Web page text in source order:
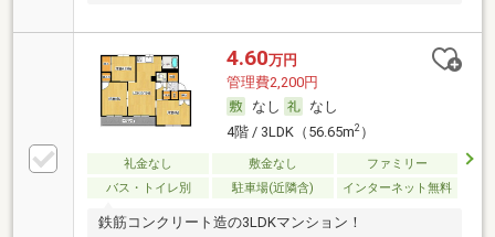
4.60万円
管理費2,200円
なし
なし
4階 / 3LDK（56.65m2）
礼金なし 敷金なし
ファミリー
バス・トイレ別
駐車場(近隣含) インターネット無料
鉄筋コンクリート造の3LDKマンション！